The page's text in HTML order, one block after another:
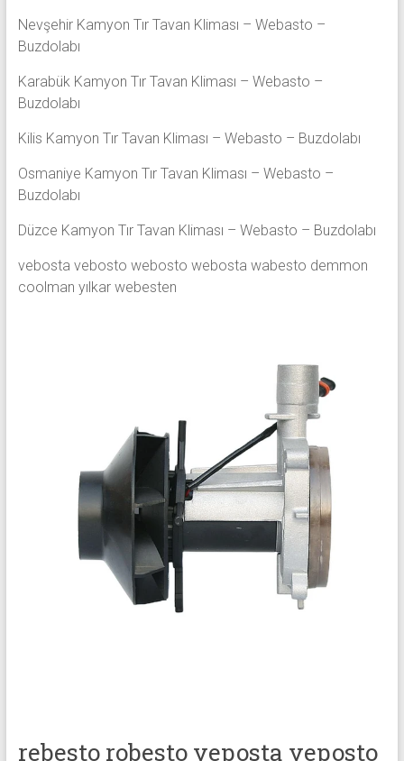
Nevşehir Kamyon Tır Tavan Kliması – Webasto –
Buzdolabı
Karabük Kamyon Tır Tavan Kliması – Webasto –
Buzdolabı
Kilis Kamyon Tır Tavan Kliması – Webasto – Buzdolabı
Osmaniye Kamyon Tır Tavan Kliması – Webasto –
Buzdolabı
Düzce Kamyon Tır Tavan Kliması – Webasto – Buzdolabı
vebosta vebosto webosto webosta wabesto demmon
coolman yılkar webesten
rebesto robesto veposta veposto